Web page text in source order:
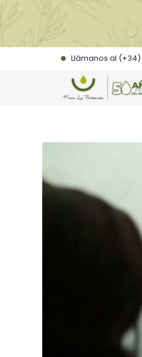
Saltar
contenido
Llámanos al (+34)